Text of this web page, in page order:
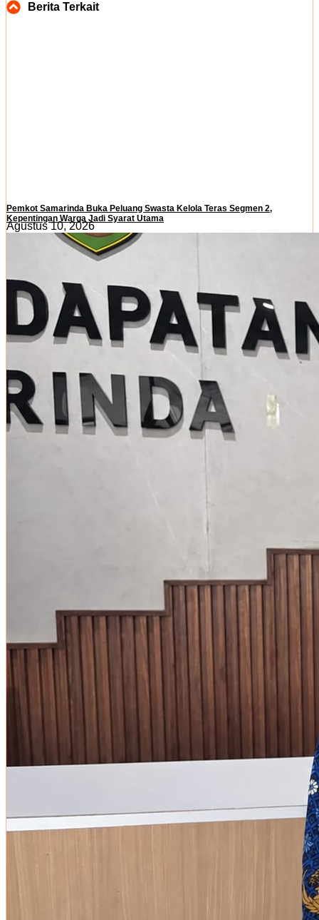
Berita Terkait
Pemkot Samarinda Buka Peluang Swasta Kelola Teras Segmen 2,
Kepentingan Warga Jadi Syarat Utama
Agustus 10, 2026